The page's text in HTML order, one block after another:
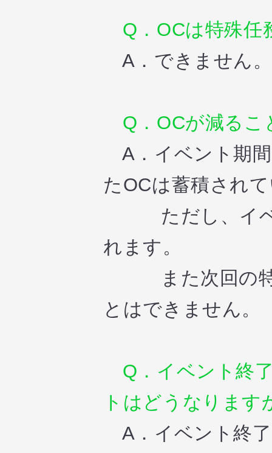
Q．OCは特殊任
A．できません。
Q．OCが減るこ
A．イベント期
たOCは蓄積され
ただし、イベ
れます。
また次回の特殊
とはできません。
Q．イベント終
トはどうなります
A．イベント終